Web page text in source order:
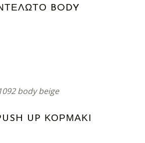
BODY
UP ΚΟΡΜΑΚΙ